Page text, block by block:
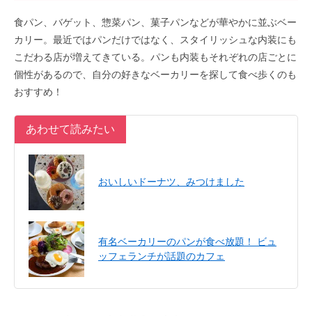
食パン、バゲット、惣菜パン、菓子パンなどが華やかに並ぶベー
カリー。最近ではパンだけではなく、スタイリッシュな内装にも
こだわる店が増えてきている。パンも内装もそれぞれの店ごとに
個性があるので、自分の好きなベーカリーを探して食べ歩くのも
おすすめ！
あわせて読みたい
おいしいドーナツ、みつけました
有名ベーカリーのパンが食べ放題！ ビュ
ッフェランチが話題のカフェ